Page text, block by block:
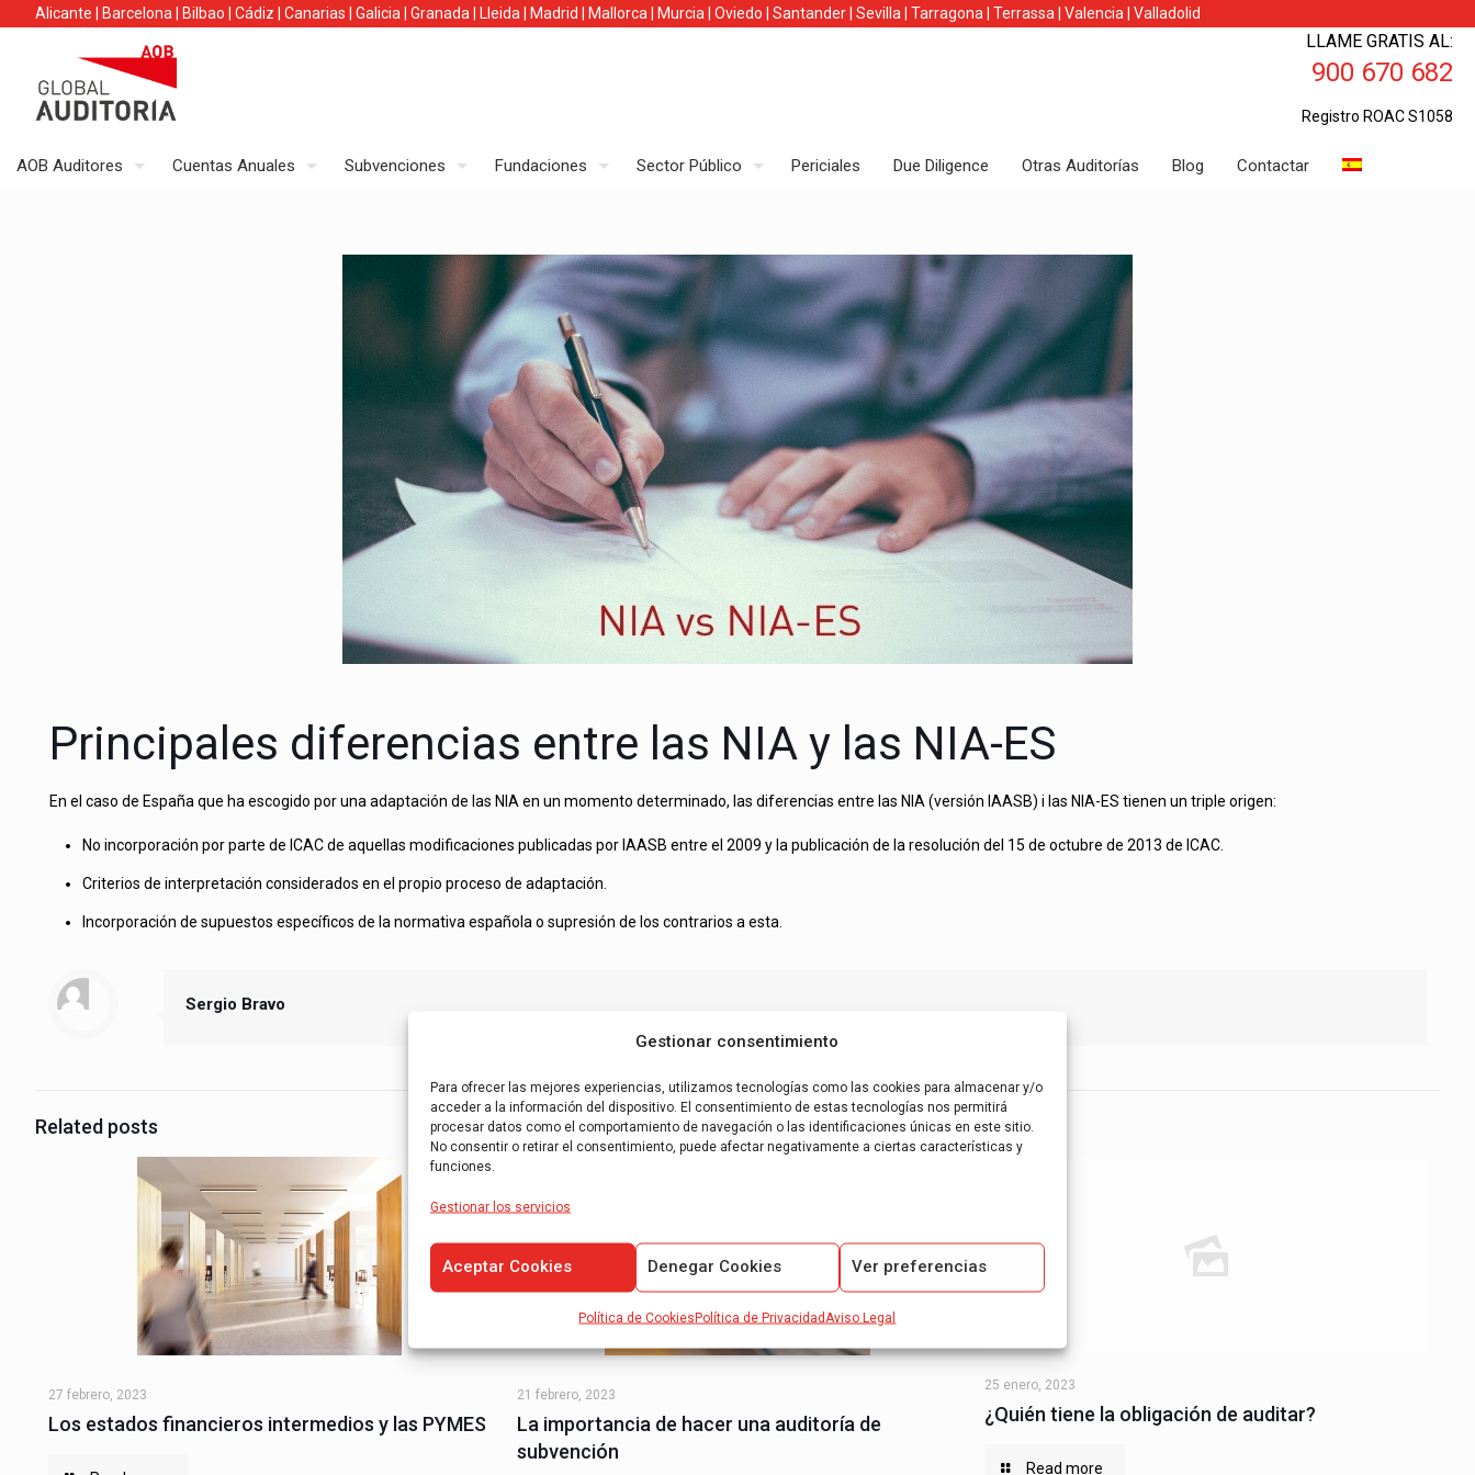
Gestionar consentimiento
Para ofrecer las mejores experiencias, utilizamos tecnologías como las cookies para almacenar y/o
acceder a la información del dispositivo. El consentimiento de estas tecnologías nos permitirá
procesar datos como el comportamiento de navegación o las identificaciones únicas en este sitio.
No consentir o retirar el consentimiento, puede afectar negativamente a ciertas características y
funciones.
Gestionar los servicios
Aceptar Cookies Denegar Cookies Ver preferencias
Política de CookiesPolítica de Privacidad Aviso Legal
Alicante Barcelona Bilbao Cádiz Canarias Galicia Granada Lleida Madrid Mallorca Murcia Oviedo Santander Sevilla Tarragona Terrassa Valencia Valladolid
AOB Auditores Cuentas Anuales Subvenciones Fundaciones Sector Público Periciales Due Diligence Otras Auditorías Blog Contactar
LLAME GRATIS AL:
900 670 682
Registro ROAC S1058
Principales diferencias entre las NIA y las NIA-ES
En el caso de España que ha escogido por una adaptación de las NIA en un momento determinado, las diferencias entre las NIA (versión IAASB) i las NIA-ES tienen un triple origen:
No incorporación por parte de ICAC de aquellas modificaciones publicadas por IAASB entre el 2009 y la publicación de la resolución del 15 de octubre de 2013 de ICAC.
Criterios de interpretación considerados en el propio proceso de adaptación.
Incorporación de supuestos específicos de la normativa española o supresión de los contrarios a esta.
Sergio Bravo
Related posts
27 febrero, 2023
Los estados financieros intermedios y las PYMES
21 febrero, 2023
La importancia de hacer una auditoría de
subvención
25 enero, 2023
¿Quién tiene la obligación de auditar?
Read more